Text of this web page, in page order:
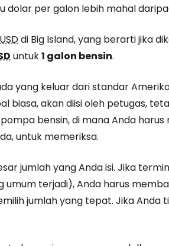
dolar per galon lebih mahal
di Big Island, yang berarti jika
untuk1 galon bensin.
yang keluar dari standar
biasa, akan diisi oleh petugas,
bensin, di mana Anda harus
untuk memeriksa.
jumlah yang Anda isi. Jika
umum terjadi), Anda harus
jumlah yang tepat. Jika Anda